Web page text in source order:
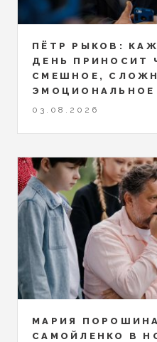
ПЁТР РЫКОВ:
ДЕНЬ ПРИНОСИТ
СМЕШНОЕ,
ЭМОЦИОНАЛЬНОЕ
03.08.2026
МАРИЯ
САМОЙЛЕНКО В